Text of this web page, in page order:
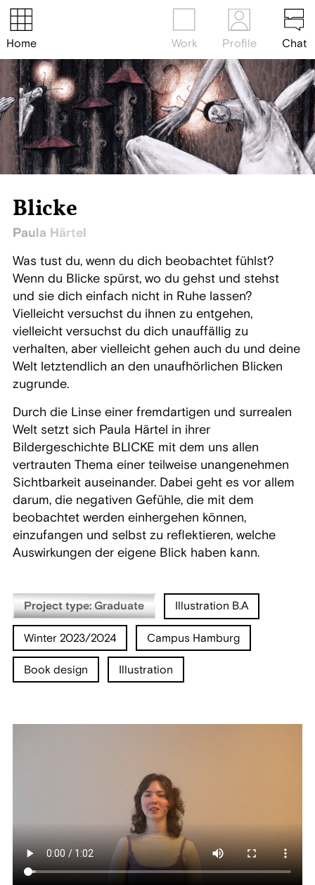
Home Work Profile Chat
Blicke
Paula Härtel
Was tust du, wenn du dich beobachtet fühlst?
Wenn du Blicke spürst, wo du gehst und stehst
und sie dich einfach nicht in Ruhe lassen?
Vielleicht versuchst du ihnen zu entgehen,
vielleicht versuchst du dich unauffällig zu
verhalten, aber vielleicht gehen auch du und deine
Welt letztendlich an den unaufhörlichen Blicken
zugrunde.
Durch die Linse einer fremdartigen und surrealen
Welt setzt sich Paula Härtel in ihrer
Bildergeschichte BLICKE mit dem uns allen
vertrauten Thema einer teilweise unangenehmen
Sichtbarkeit auseinander. Dabei geht es vor allem
darum, die negativen Gefühle, die mit dem
beobachtet werden einhergehen können,
einzufangen und selbst zu reflektieren, welche
Auswirkungen der eigene Blick haben kann.
Project type: Graduate Illustration B.A
Winter 2023/2024 Campus Hamburg
Book design Illustration